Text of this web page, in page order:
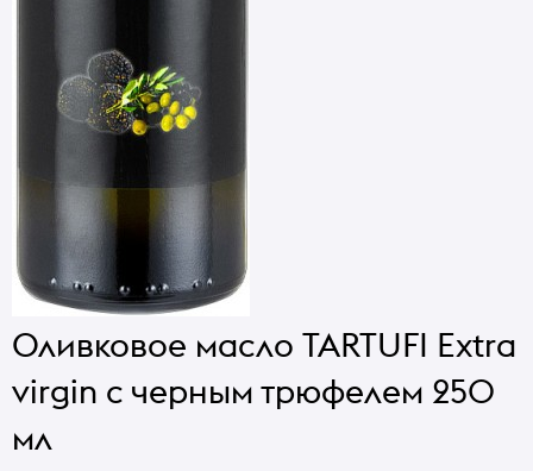
Оливковое масло TARTUFI Extra
virgin с черным трюфелем 250
мл